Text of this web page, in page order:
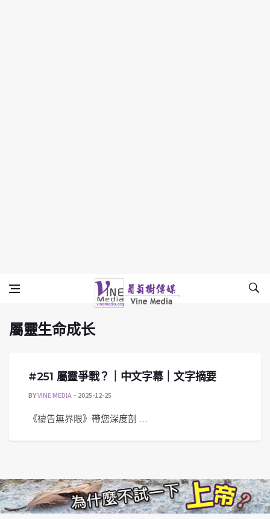
屬靈生命成长
Vine Media
葡萄樹傳媒
屬靈生命成长
#251 屬靈爭戰？｜中文字幕｜文字摘要
BYVINE MEDIA 2025-12-25
《禱告無界限》帶您深度剖 …